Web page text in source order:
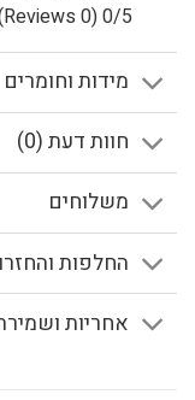
0/5
(0 Reviews)
מידות וחומרים
חוות דעת (0)
משלוחים
החלפות
אחריות